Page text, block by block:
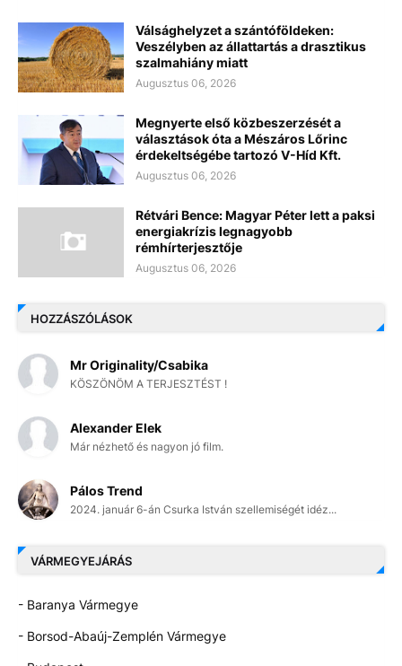
Válsághelyzet a szántóföldeken:
Veszélyben az állattartás a drasztikus
szalmahiány miatt
Augusztus 06, 2026
Megnyerte első közbeszerzését a
választások óta a Mészáros Lőrinc
érdekeltségébe tartozó V-Híd Kft.
Augusztus 06, 2026
Rétvári Bence: Magyar Péter lett a paksi
energiakrízis legnagyobb
rémhírterjesztője
Augusztus 06, 2026
HOZZÁSZÓLÁSOK
Mr Originality/Csabika
KÖSZÖNÖM A TERJESZTÉST !
Alexander Elek
Már nézhető és nagyon jó film.
Pálos Trend
2024. január 6-án Csurka István szellemiségét idéz...
VÁRMEGYEJÁRÁS
- Baranya Vármegye
- Borsod-Abaúj-Zemplén Vármegye